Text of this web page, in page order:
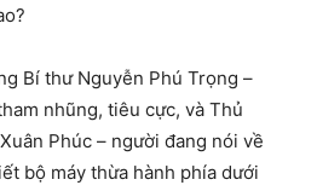
Bí thư Nguyễn Phú Trọng –
nhũng, tiêu cực, và Thủ
Phúc – người đang nói về
bộ máy thừa hành phía dưới